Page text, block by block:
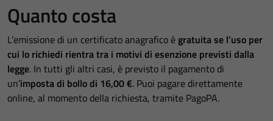
Quanto costa
L’emissione di un certificato anagrafico è gratuita se l’uso per
cui lo richiedi rientra tra i motivi di esenzione previsti dalla
legge. In tutti gli altri casi, è previsto il pagamento di
un’imposta di bollo di 16,00 €. Puoi pagare direttamente
online, al momento della richiesta, tramite PagoPA.